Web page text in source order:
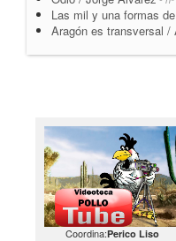
Las mil y una formas
Aragón es transversal /
Coordina:Perico Liso